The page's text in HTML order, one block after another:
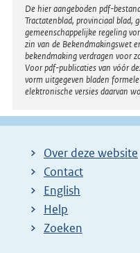
Disclaimer
De hier aangeboden pdf-
Tractatenblad, provinciaal blad,
gemeenschappelijke regeling
zin van de Bekendmakingswet
bekendmaking verdragen voor
Voor pdf-publicaties van vóór
vorm uitgegeven bladen
elektronische versies daarvan
Over deze website
Contact
English
Help
Zoeken